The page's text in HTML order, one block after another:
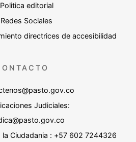
Politica editorial
Redes Sociales
directrices de accesibilidad
Judiciales:
la Ciudadania : +57 602 7244326